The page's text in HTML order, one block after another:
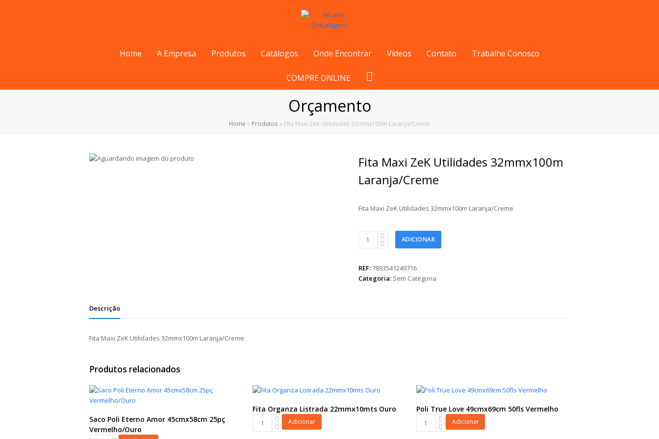
Home A Empresa Produtos Catálogos Onde Encontrar Vídeos Contato Trabalhe Conosco
COMPRE ONLINE
Orçamento
Home » Produtos » Fita Maxi ZeK Utilidades 32mmx100m Laranja/Creme
Fita Maxi ZeK Utilidades 32mmx100m
Laranja/Creme
Fita Maxi ZeK Utilidades 32mmx100m Laranja/Creme
Utilidades
32mmx100m
ADICIONAR
REF:7893541249716
Categoria: Sem Categoria
Descrição
Fita Maxi ZeK Utilidades 32mmx100m Laranja/Creme
Produtos relacionados
Saco Poli Eterno Amor 45cmx58cm 25pç
Vermelho/Ouro
Fita Organza Listrada 22mmx10mts Ouro
Organza
Adicionar
Poli True Love 49cmx69cm 50fls Vermelho
Adicionar